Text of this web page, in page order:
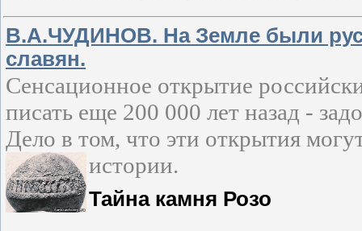
В.А.ЧУДИНОВ. На Земле были
славян.
Сенсационное открытие
писать еще 200 000 лет назад -
Дело в том, что эти открытия
истории.
Тайна камня Розо